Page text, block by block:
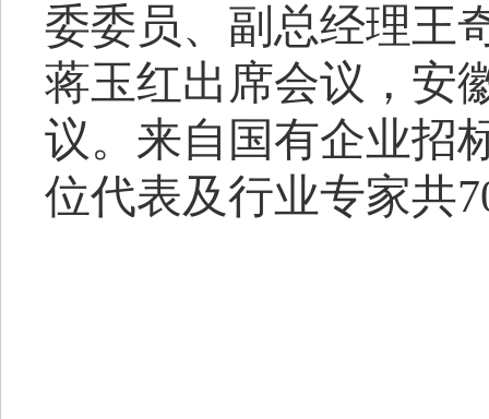
委委员、副总经理王
蒋玉红出席会议， 安
议。来自国有企业招
位代表及行业专家共7